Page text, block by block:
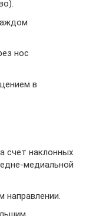
нос
в
счет наклонных
медиальной